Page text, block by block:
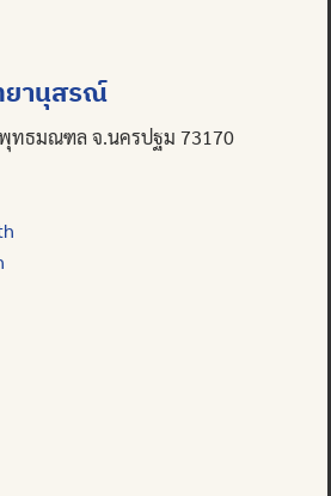
ยานุสรณ์
ทธมณฑล จ.นครปฐม 73170